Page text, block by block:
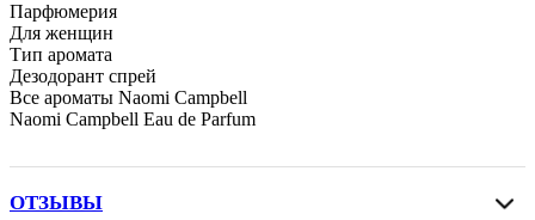
Парфюмерия
Для женщин
Тип аромата
Дезодорант спрей
Все ароматы Naomi Campbell
Naomi Campbell Eau de Parfum
ОТЗЫВЫ